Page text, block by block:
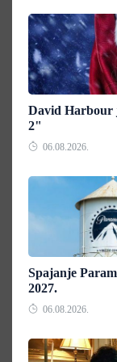
David Harbour
2"
06.08.2026.
Spajanje
2027.
06.08.2026.